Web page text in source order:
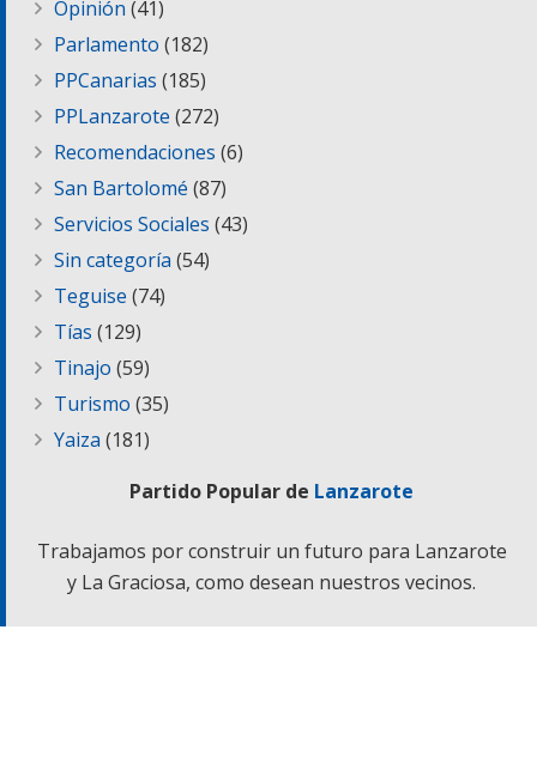
Opinión (41)
Parlamento (182)
PPCanarias (185)
PPLanzarote (272)
Recomendaciones (6)
San Bartolomé (87)
Servicios Sociales (43)
Sin categoría (54)
Teguise (74)
Tías (129)
Tinajo (59)
Turismo (35)
Yaiza (181)
Partido Popular de Lanzarote
Trabajamos por construir un futuro para Lanzarote
y La Graciosa, como desean nuestros vecinos.